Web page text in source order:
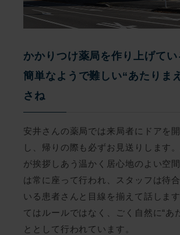
かかりつけ薬局を作り上げてい
簡単なようで難しい“あたりま
さね
安井さんの薬局では来局者にドアを
し、帰りの際も必ずお見送りします
が挨拶しあう温かく居心地のよい空
は常に座って行われ、スタッフは待
いる患者さんと目線を揃えて話しま
てはルールではなく、ごく自然に“あ
ととして行われています。